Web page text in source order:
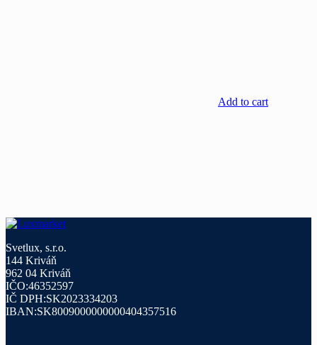
Add to cart
Svetlux, s.r.o.
144 Kriváň
962 04 Kriváň
IČO:46352597
IČ DPH:SK2023334203
IBAN:SK8009000000000404357516